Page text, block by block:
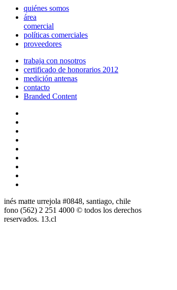
quiénes somos
área
comercial
políticas comerciales
proveedores
trabaja con nosotros
certificado de honorarios 2012
medición antenas
contacto
Branded Content
inés matte urrejola #0848, santiago, chile
fono (562) 2 251 4000 © todos los derechos
reservados. 13.cl